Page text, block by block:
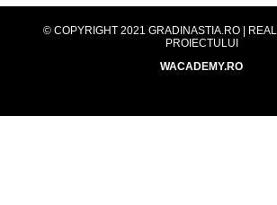
© COPYRIGHT 2021 GRADINASTIA.RO |
PROIECTULUI
WACADEMY.RO